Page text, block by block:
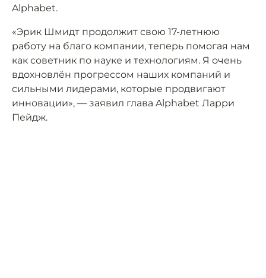
Alphabet.
«Эрик Шмидт продолжит свою 17-летнюю
работу на благо компании, теперь помогая нам
как советник по науке и технологиям. Я очень
вдохновлён прогрессом наших компаний и
сильными лидерами, которые продвигают
инновации», — заявил глава Alphabet Ларри
Пейдж.